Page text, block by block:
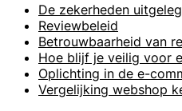
De zekerheden
Reviewbeleid
Betrouwbaarheid van
Hoe blijf je veilig voor
Oplichting in de e-
Vergelijking webshop